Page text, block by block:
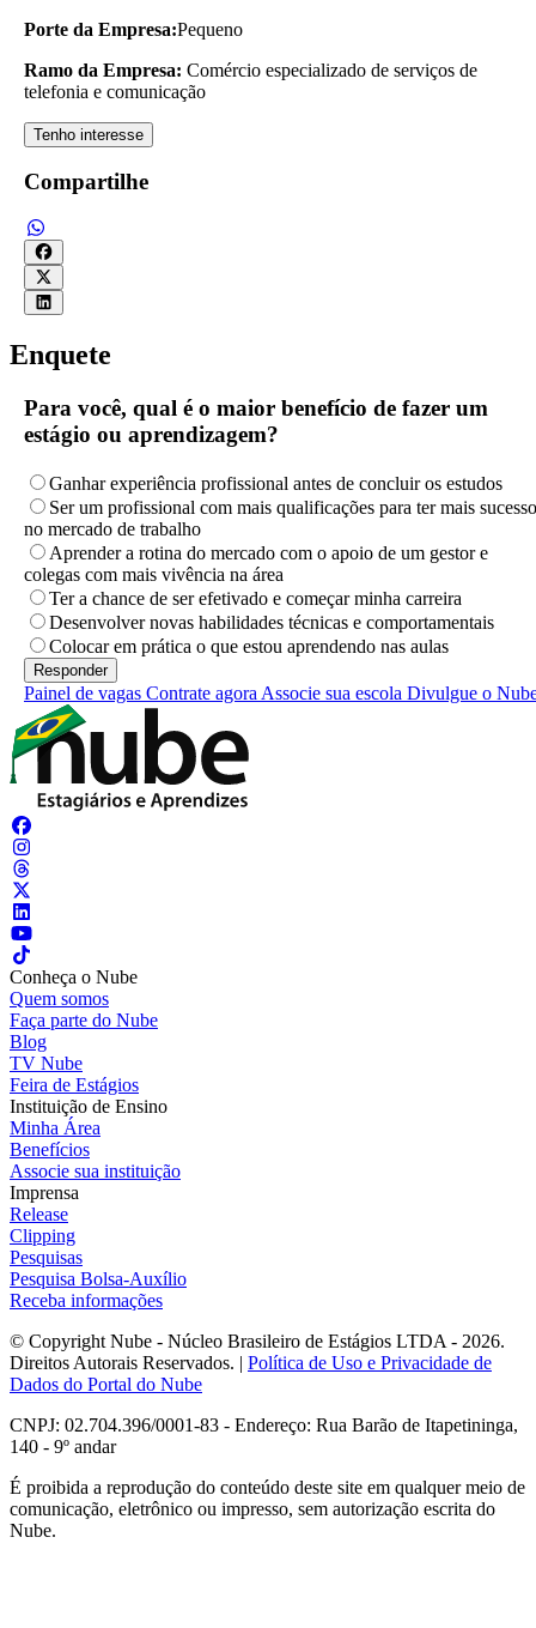
Porte da Empresa:Pequeno
Ramo da Empresa: Comércio especializado de serviços de
telefonia e comunicação
Tenho interesse
Compartilhe
Enquete
Para você, qual é o maior benefício de fazer um
estágio ou aprendizagem?
Ganhar experiência profissional antes de concluir os estudos
Ser um profissional com mais qualificações para ter mais sucesso
no mercado de trabalho
Aprender a rotina do mercado com o apoio de um gestor e
colegas com mais vivência na área
Ter a chance de ser efetivado e começar minha carreira
Desenvolver novas habilidades técnicas e comportamentais
Colocar em prática o que estou aprendendo nas aulas
Painel de vagas Contrate agora Associe sua escola Divulgue o
Conheça o Nube
Quem somos
Faça parte do Nube
Blog
TV Nube
Feira de Estágios
Instituição de Ensino
Minha Área
Benefícios
Associe sua instituição
Imprensa
Release
Clipping
Pesquisas
Pesquisa Bolsa-Auxílio
Receba informações
© Copyright Nube - Núcleo Brasileiro de Estágios LTDA - 2026.
Direitos Autorais Reservados. | Política de Uso e Privacidade de
Dados do Portal do Nube
CNPJ: 02.704.396/0001-83 - Endereço: Rua Barão de Itapetininga,
140 - 9º andar
É proibida a reprodução do conteúdo deste site em qualquer meio de
comunicação, eletrônico ou impresso, sem autorização escrita do
Nube.